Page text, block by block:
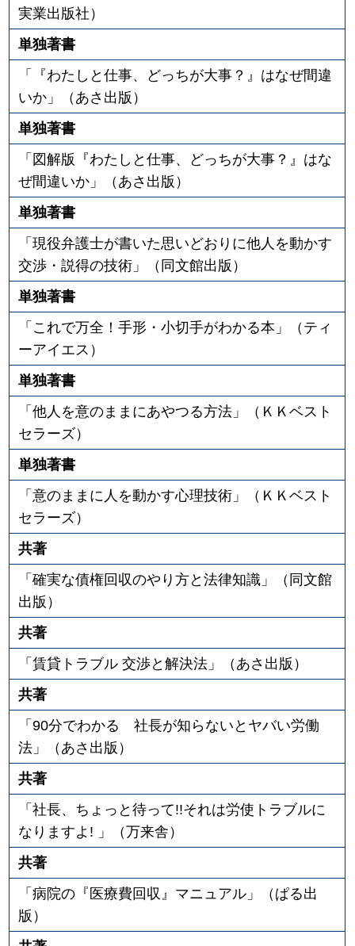
実業出版社）
単独著書
「『わたしと仕事、どっちが大事？』はなぜ間違
いか」（あさ出版）
単独著書
「図解版『わたしと仕事、どっちが大事？』はな
ぜ間違いか」（あさ出版）
単独著書
「現役弁護士が書いた思いどおりに他人を動かす
交渉・説得の技術」（同文館出版）
単独著書
「これで万全！手形・小切手がわかる本」（ティ
ーアイエス）
単独著書
「他人を意のままにあやつる方法」（ＫＫベスト
セラーズ）
単独著書
「意のままに人を動かす心理技術」（ＫＫベスト
セラーズ）
共著
「確実な債権回収のやり方と法律知識」（同文館
出版）
共著
「賃貸トラブル 交渉と解決法」（あさ出版）
共著
「90分でわかる 社長が知らないとヤバい労働
法」（あさ出版）
共著
「社長、ちょっと待って!!それは労使トラブルに
なりますよ! 」（万来舎）
共著
「病院の『医療費回収』マニュアル」（ぱる出
版）